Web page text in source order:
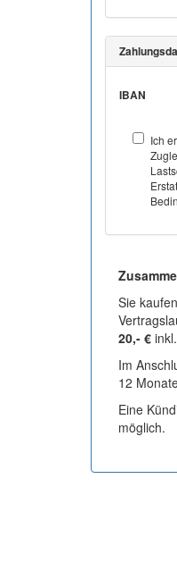
IBAN
Ich
Sie
20,- €
Im
12
Eine
möglich.